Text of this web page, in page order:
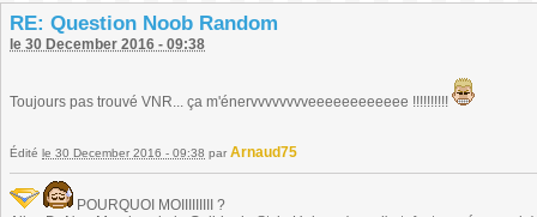
RE: Question Noob Random
le 30 December 2016 - 09:38
Toujours pas trouvé VNR... ça m'énervvvvvvvveeeeeeeeeeee !!!!!!!!!!
Édité le 30 December 2016 - 09:38 par Arnaud75
POURQUOI MOIIIIIIIII ?